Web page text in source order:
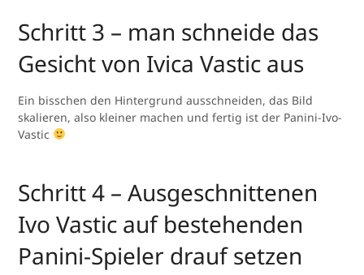
Schritt 3 – man schneide das
Gesicht von Ivica Vastic aus
Ein bisschen den Hintergrund ausschneiden, das Bild
skalieren, also kleiner machen und fertig ist der Panini-Ivo-
Vastic
Schritt 4 – Ausgeschnittenen
Ivo Vastic auf bestehenden
Panini-Spieler drauf setzen